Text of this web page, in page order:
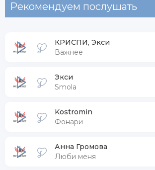
Рекомендуем послушать
КРИСПИ, Экси
Важнее
Экси
Smola
Kostromin
Фонари
Анна Громова
Люби меня